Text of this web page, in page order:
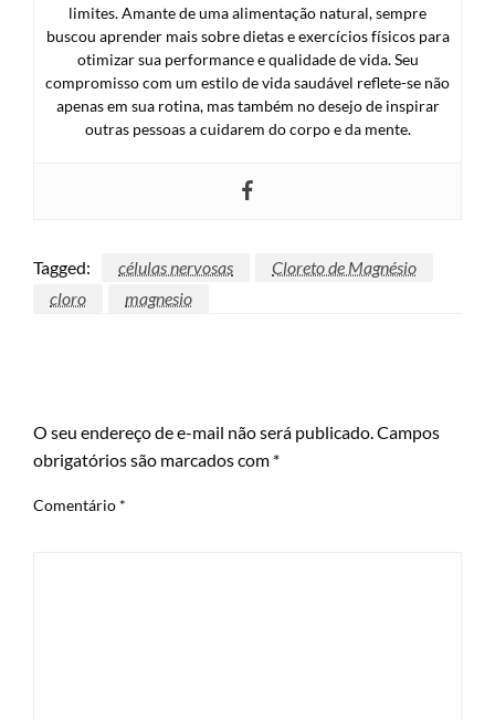
limites. Amante de uma alimentação natural, sempre
buscou aprender mais sobre dietas e exercícios físicos para
otimizar sua performance e qualidade de vida. Seu
compromisso com um estilo de vida saudável reflete-se não
apenas em sua rotina, mas também no desejo de inspirar
outras pessoas a cuidarem do corpo e da mente.
Tagged: células nervosas
Cloreto de Magnésio
cloro
magnesio
O seu endereço de e-mail não será publicado. Campos
obrigatórios são marcados com *
Comentário *